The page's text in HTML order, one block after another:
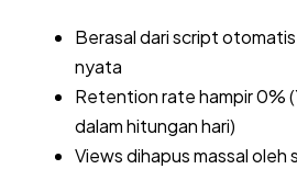
Berasal dari script
nyata
Retention rate hampir 0%
dalam hitungan hari)
Views dihapus massal oleh